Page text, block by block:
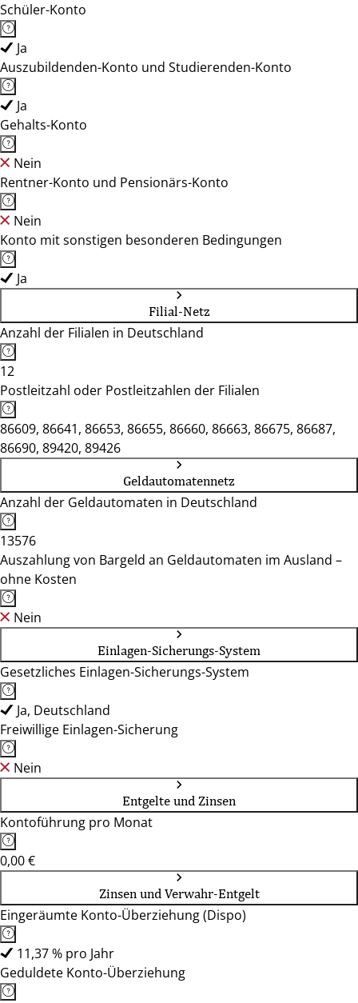
Schüler-Konto
Ja
Auszubildenden-Konto und Studierenden-Konto
Ja
Gehalts-Konto
Nein
Rentner-Konto und Pensionärs-Konto
Nein
Konto mit sonstigen besonderen Bedingungen
Ja
Filial-Netz
Anzahl der Filialen in Deutschland
12
Postleitzahl oder Postleitzahlen der Filialen
86609, 86641, 86653, 86655, 86660, 86663, 86675, 86687,
86690, 89420, 89426
Geldautomatennetz
Anzahl der Geldautomaten in Deutschland
13576
Auszahlung von Bargeld an Geldautomaten im Ausland –
ohne Kosten
Nein
Einlagen-Sicherungs-System
Gesetzliches Einlagen-Sicherungs-System
Ja, Deutschland
Freiwillige Einlagen-Sicherung
Nein
Entgelte und Zinsen
Kontoführung pro Monat
0,00 €
Zinsen und Verwahr-Entgelt
Eingeräumte Konto-Überziehung (Dispo)
11,37 % pro Jahr
Geduldete Konto-Überziehung